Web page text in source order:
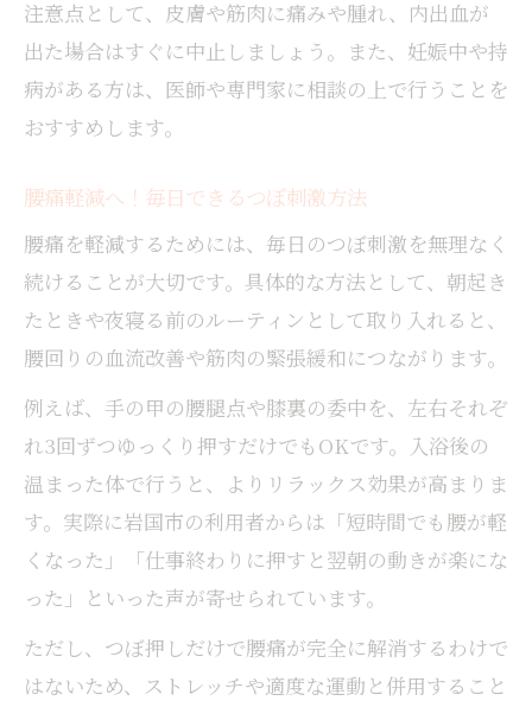
注意点として、皮膚や筋肉に痛みや腫れ、内出血が
出た場合はすぐに中止しましょう。また、妊娠中や持
病がある方は、医師や専門家に相談の上で行うことを
おすすめします。
腰痛軽減へ！毎日できるつぼ刺激方法
腰痛を軽減するためには、毎日のつぼ刺激を無理なく
続けることが大切です。具体的な方法として、朝起き
たときや夜寝る前のルーティンとして取り入れると、
腰回りの血流改善や筋肉の緊張緩和につながります。
例えば、手の甲の腰腿点や膝裏の委中を、左右それぞ
れ3回ずつゆっくり押すだけでもOKです。入浴後の
温まった体で行うと、よりリラックス効果が高まりま
す。実際に岩国市の利用者からは「短時間でも腰が軽
くなった」「仕事終わりに押すと翌朝の動きが楽にな
った」といった声が寄せられています。
ただし、つぼ押しだけで腰痛が完全に解消するわけで
はないため、ストレッチや適度な運動と併用すること